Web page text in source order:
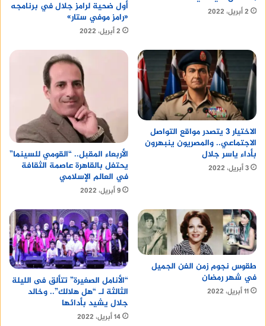
2 أبريل، 2022
أول ضحية لرامز جلال في برنامجه
«رامز موفي ستار»
2 أبريل، 2022
الاختيار 3 يتصدر مواقع التواصل
الاجتماعي.. والمصريون ينبهرون
بأداء ياسر جلال
3 أبريل، 2022
الأربعاء المقبل.. “القومي للسينما”
يحتفل بالقاهرة عاصمة الثقافة
في العالم الإسلامي
9 أبريل، 2022
طقوس نجوم زمن الفن الجميل
في شهر رمضان
11 أبريل، 2022
“الأنامل الصغيرة” تتألق فى الليلة
الثالثة لـ “هل هلالك”.. وخالد
جلال يشيد بأدائها
14 أبريل، 2022